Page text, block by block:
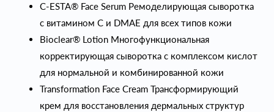
C-ESTA® Face Serum Ремоделирующая сыворотка
с витамином С и DMAE для всех типов кожи
Bioclear® Lotion Многофункциональная
корректирующая сыворотка с комплексом кислот
для нормальной и комбинированной кожи
Transformation Face Cream Трансформирующий
крем для восстановления дермальных структур